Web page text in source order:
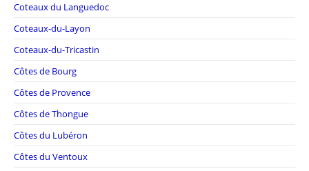
Coteaux du Languedoc
Coteaux-du-Layon
Coteaux-du-Tricastin
Côtes de Bourg
Côtes de Provence
Côtes de Thongue
Côtes du Lubéron
Côtes du Ventoux